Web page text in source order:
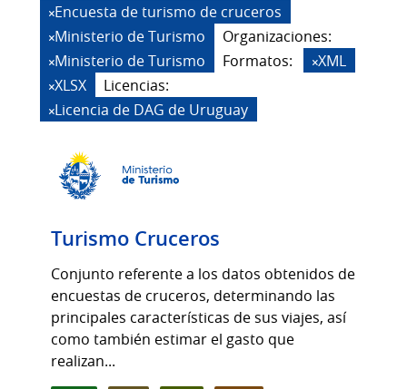
Encuesta de turismo de cruceros
Ministerio de Turismo
Organizaciones:
Ministerio de Turismo
Formatos:
XML
XLSX
Licencias:
Licencia de DAG de Uruguay
Turismo Cruceros
Conjunto referente a los datos obtenidos de
encuestas de cruceros, determinando las
principales características de sus viajes, así
como también estimar el gasto que
realizan...